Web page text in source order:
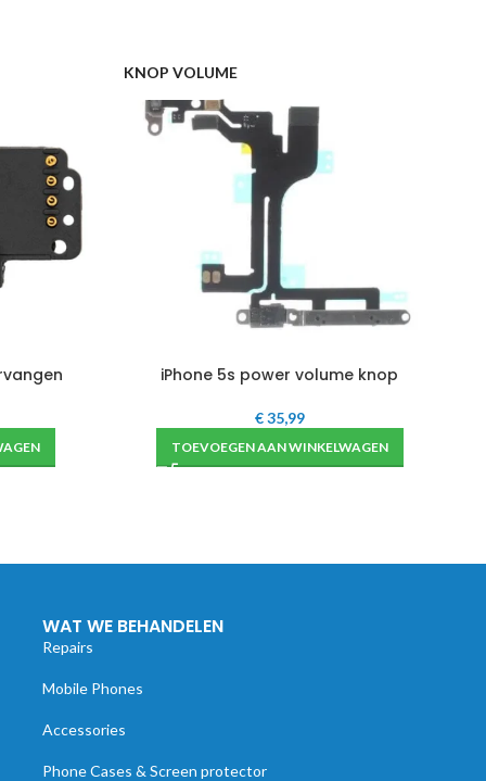
KNOP VOLUME
iPhone 5s power volume knop
€35,99
TOEVOEGEN AAN WINKELWAGEN
WAT WE BEHANDELEN
Repairs
Mobile Phones
Accessories
Phone Cases & Screen protector